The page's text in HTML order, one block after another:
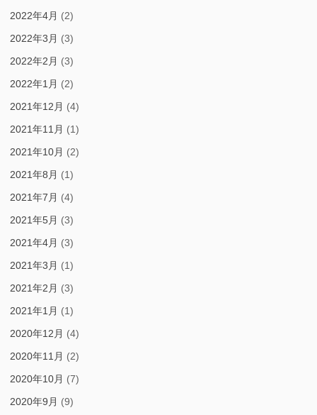
2022年4月 (2)
2022年3月 (3)
2022年2月 (3)
2022年1月 (2)
2021年12月 (4)
2021年11月 (1)
2021年10月 (2)
2021年8月 (1)
2021年7月 (4)
2021年5月 (3)
2021年4月 (3)
2021年3月 (1)
2021年2月 (3)
2021年1月 (1)
2020年12月 (4)
2020年11月 (2)
2020年10月 (7)
2020年9月 (9)